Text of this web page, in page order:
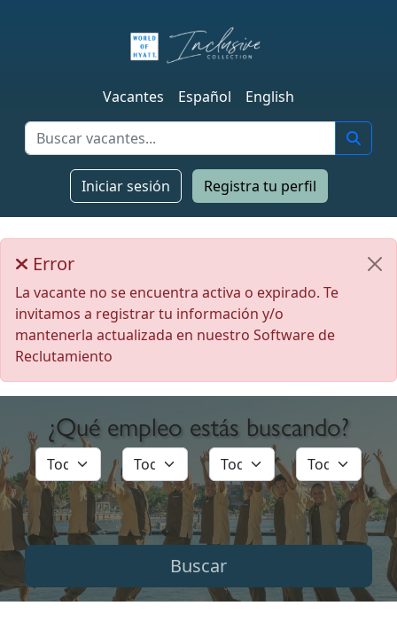
Vacantes Español English
Iniciar sesión Registra tu perfil
Error
La vacante no se encuentra activa o expirado. Te
invitamos a registrar tu información y/o
mantenerla actualizada en nuestro Software de
Reclutamiento
¿Qué empleo estás buscando?